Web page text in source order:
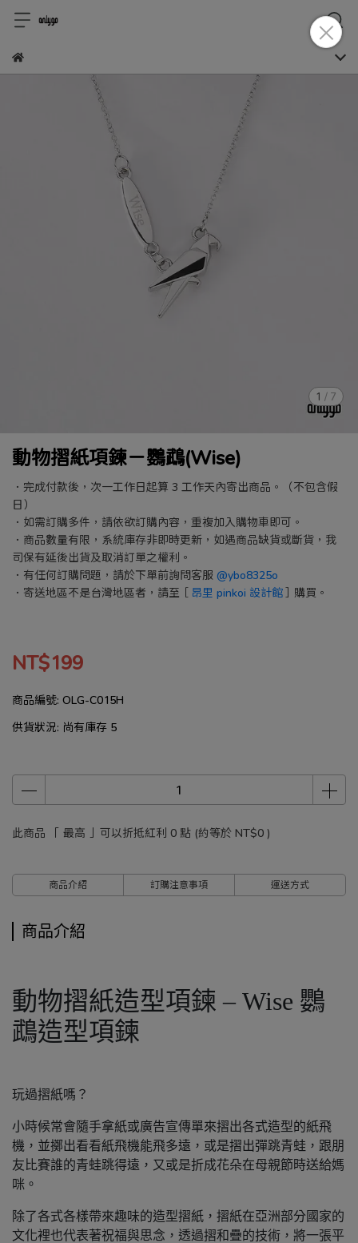
1 / 7
動物摺紙項鍊－鸚鵡(Wise)
．完成付款後，次一工作日起算 3 工作天內寄出商品。（不包含假
日）
．如需訂購多件，請依欲訂購內容，重複加入購物車即可。
．商品數量有限，系統庫存非即時更新，如遇商品缺貨或斷貨，我
司保有延後出貨及取消訂單之權利。
．有任何訂購問題，請於下單前詢問客服 @ybo8325o
．寄送地區不是台灣地區者，請至［ 昂里 pinkoi 設計館］購買。
NT$199
商品編號: OLG-C015H
供貨狀況: 尚有庫存 5
此商品 「 最高 」可以折抵紅利 0 點 (約等於 NT$0 )
商品介紹 訂購注意事項 運送方式
商品介紹
動物摺紙造型項鍊 – Wise 鸚
鵡造型項鍊
玩過摺紙嗎？
小時候常會隨手拿紙或廣告宣傳單來摺出各式造型的紙飛
機，並擲出看看紙飛機能飛多遠，或是摺出彈跳青蛙，跟朋
友比賽誰的青蛙跳得遠，又或是折成花朵在母親節時送給媽
咪。
除了各式各樣帶來趣味的造型摺紙，摺紙在亞洲部分國家的
文化裡也代表著祝福與思念，透過摺和疊的技術，將一張平